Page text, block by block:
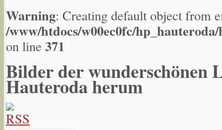
Warning: Creating default object from
/www/htdocs/w00ec0fc/
on line 371
Bilder der wunderschönen
Hauteroda herum